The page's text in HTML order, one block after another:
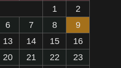
1
2
6 7 8
9
13 14 15
16
20 21 22
23